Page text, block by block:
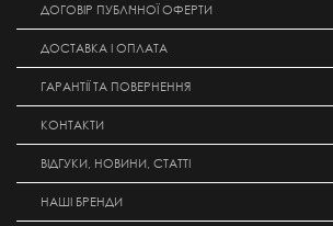
ДОГОВІР ПУБЛІЧНОЇ ОФЕРТИ
ДОСТАВКА І ОПЛАТА
ГАРАНТІЇ ТА ПОВЕРНЕННЯ
КОНТАКТИ
ВІДГУКИ, НОВИНИ, СТАТТІ
НАШІ БРЕНДИ